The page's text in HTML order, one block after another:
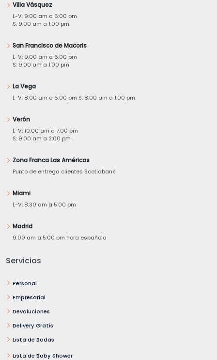
Villa Vásquez
L-V: 9:00 am a 6:00 pm
S: 9:00 am a 1:00 pm
San Francisco de Macorís
L-V: 9:00 am a 6:00 pm
S: 9:00 am a 1:00 pm
La Vega
L-V: 8:00 am a 6:00 pm S: 8:00 am a 1:00 pm
Verón
L-V: 10:00 am a 7:00 pm
S: 9:00 am a 2:00 pm
Zona Franca Las Américas
Punto de entrega clientes Scotiabank
Miami
L-V: 8:30 am a 5:00 pm
Madrid
9:00 am a 5:00 pm hora española
Servicios
Personal
Empresarial
Devoluciones
Delivery Gratis
Lista de Bodas
Lista de Baby Shower